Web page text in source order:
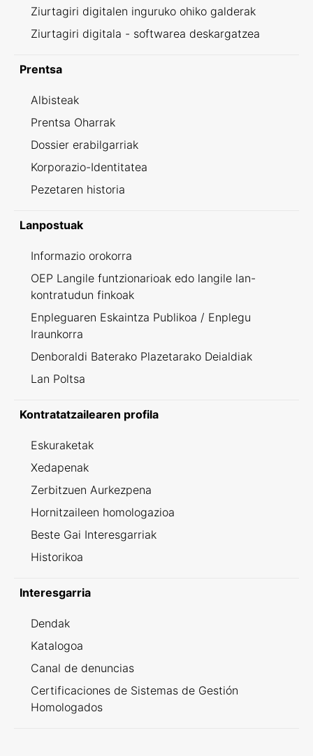
Ziurtagiri digitalen inguruko ohiko galderak
Ziurtagiri digitala - softwarea deskargatzea
Prentsa
Albisteak
Prentsa Oharrak
Dossier erabilgarriak
Korporazio-Identitatea
Pezetaren historia
Lanpostuak
Informazio orokorra
OEP Langile funtzionarioak edo langile lan-
kontratudun finkoak
Enpleguaren Eskaintza Publikoa / Enplegu
Iraunkorra
Denboraldi Baterako Plazetarako Deialdiak
Lan Poltsa
Kontratatzailearen profila
Eskuraketak
Xedapenak
Zerbitzuen Aurkezpena
Hornitzaileen homologazioa
Beste Gai Interesgarriak
Historikoa
Interesgarria
Dendak
Katalogoa
Canal de denuncias
Certificaciones de Sistemas de Gestión
Homologados